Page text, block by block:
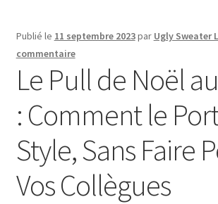
Pull Noël Homme
Pull Noël Promo
Publié le 11 septembre 2023par Ugly Sweater
commentaire
Le Pull de Noël
: Comment le
Style, Sans Faire
Vos Collègues